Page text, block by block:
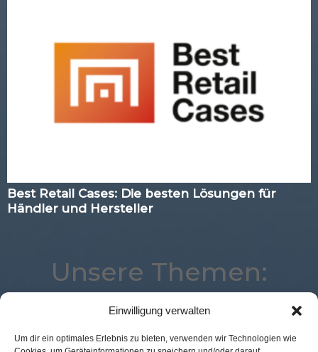
Einwilligung verwalten
Um dir ein optimales Erlebnis zu bieten, verwenden wir Technologien wie
Best Retail Cases: Die besten Lösungen für
Händler und Hersteller
Unsere Themen:
Kassenlose Läden eCommerce
Expertenwissen